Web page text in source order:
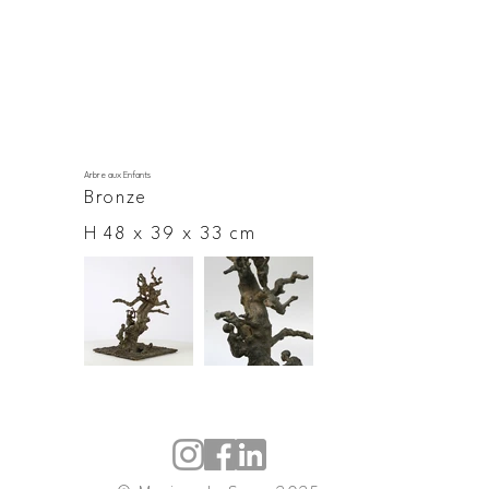
Arbre aux Enfants
Bronze
H 48 x 39 x 33 cm